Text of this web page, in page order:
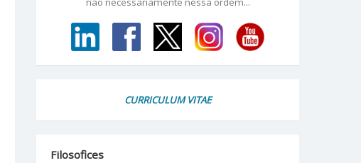
CURRICULUM VITAE
Filosofices